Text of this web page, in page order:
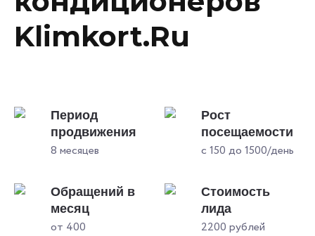
Klimkort.Ru
Период
продвижения
8 месяцев
Рост
посещаемости
с 150 до 1500/день
Обращений в
месяц
от 400
Стоимость
лида
2200 рублей